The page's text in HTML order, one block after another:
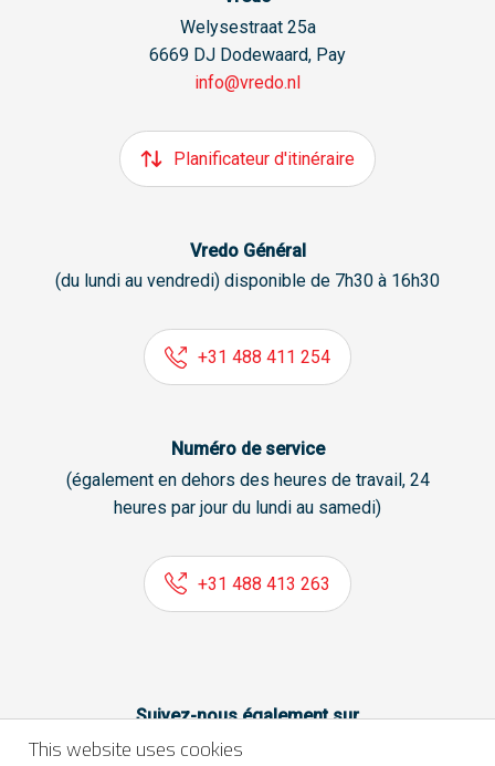
Welysestraat 25a
6669 DJ Dodewaard, Pay
info@vredo.nl
Planificateur d'itinéraire
Vredo Général
(du lundi au vendredi) disponible de 7h30 à 16h30
+31 488 411 254
Numéro de service
(également en dehors des heures de travail, 24
heures par jour du lundi au samedi)
+31 488 413 263
Suivez-nous également sur
This website uses cookies